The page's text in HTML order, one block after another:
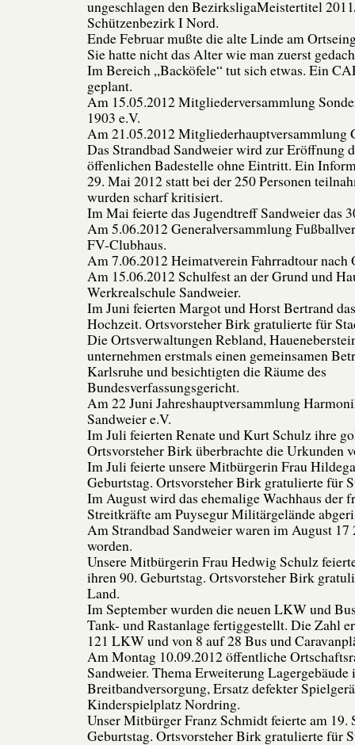
ungeschlagen den BezirksligaMeistertitel
Schützenbezirk I Nord.
Ende Februar mußte die alte Linde am
Sie hatte nicht das Alter wie man zuerst
Im Bereich „Backöfele“ tut sich etwas. Ein
geplant.
Am 15.05.2012 Mitgliederversammlung
1903 e.V.
Am 21.05.2012 Mitgliederhauptversammlung
Das Strandbad Sandweier wird zur Eröffnung
öffenlichen Badestelle ohne Eintritt. Ein
29. Mai 2012 statt bei der 250 Personen
wurden scharf kritisiert.
Im Mai feierte das Jugendtreff Sandweier das
Am 5.06.2012 Generalversammlung
FV-Clubhaus.
Am 7.06.2012 Heimatverein Fahrradtour nach
Am 15.06.2012 Schulfest an der Grund und
Werkrealschule Sandweier.
Im Juni feierten Margot und Horst Bertrand
Hochzeit. Ortsvorsteher Birk gratulierte für
Die Ortsverwaltungen Rebland,
unternehmen erstmals einen gemeinsamen
Karlsruhe und besichtigten die Räume des
Bundesverfassungsgericht.
Am 22 Juni Jahreshauptversammlung
Sandweier e.V.
Im Juli feierten Renate und Kurt Schulz ihre
Ortsvorsteher Birk überbrachte die Urkunden
Im Juli feierte unsere Mitbürgerin Frau
Geburtstag. Ortsvorsteher Birk gratulierte für
Im August wird das ehemalige Wachhaus der
Streitkräfte am Puysegur Militärgelände
Am Strandbad Sandweier waren im August 17
worden.
Unsere Mitbürgerin Frau Hedwig Schulz
ihren 90. Geburtstag. Ortsvorsteher Birk
Land.
Im September wurden die neuen LKW und
Tank- und Rastanlage fertiggestellt. Die Zahl
121 LKW und von 8 auf 28 Bus und
Am Montag 10.09.2012 öffentliche
Sandweier. Thema Erweiterung
Breitbandversorgung, Ersatz defekter
Kinderspielplatz Nordring.
Unser Mitbürger Franz Schmidt feierte am 19.
Geburtstag. Ortsvorsteher Birk gratulierte für